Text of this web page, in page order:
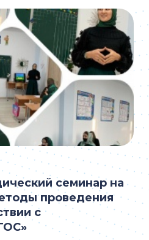
семинар на
проведения
с